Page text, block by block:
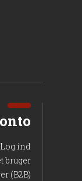
Log ind
bruger
(B2B)